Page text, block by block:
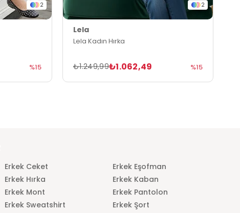
2
%15
2
Lela
Lela Kadın Hırka
₺1.062,49
₺1.249,99 %15
Erkek Ceket
Erkek Eşofman
Erkek Hırka
Erkek Kaban
Erkek Mont
Erkek Pantolon
Erkek Sweatshirt
Erkek Şort